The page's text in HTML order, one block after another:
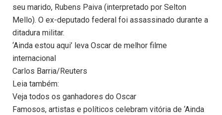
seu marido, Rubens Paiva (interpretado por Selton
Mello). O ex-deputado federal foi assassinado durante a
ditadura militar.
‘Ainda estou aqui’ leva Oscar de melhor filme
internacional
Carlos Barria/Reuters
Leia também:
Veja todos os ganhadores do Oscar
Famosos, artistas e políticos celebram vitória de ‘Ainda